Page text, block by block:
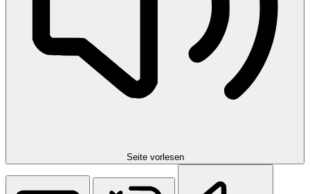
Seite vorlesen